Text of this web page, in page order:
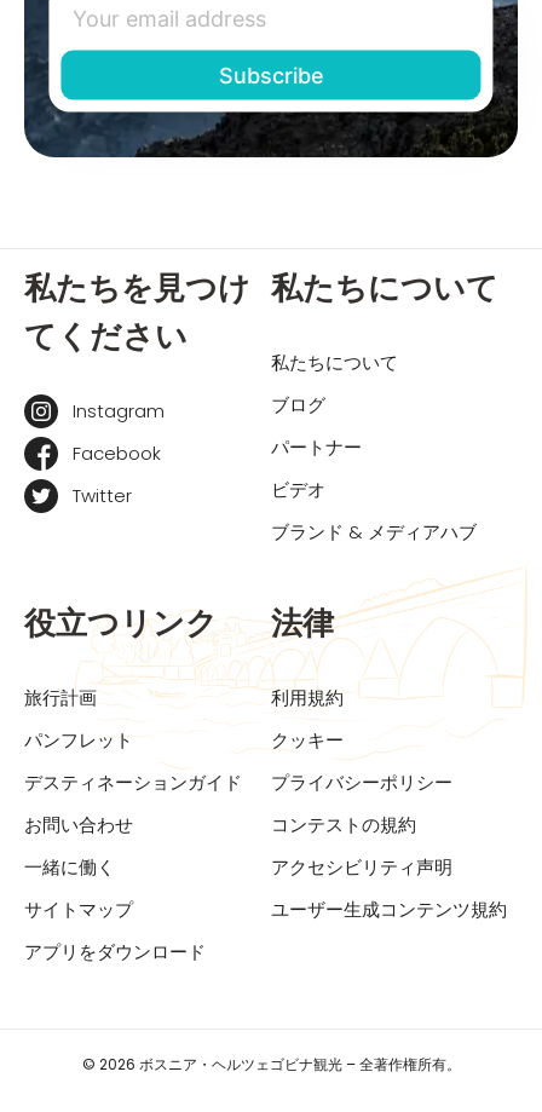
私たちを見つけ
てください
Instagram
Facebook
Twitter
私たちについて
私たちについて
ブログ
パートナー
ビデオ
ブランド & メディアハブ
役立つリンク
旅行計画
パンフレット
デスティネーションガイド
お問い合わせ
一緒に働く
サイトマップ
アプリをダウンロード
法律
利用規約
クッキー
プライバシーポリシー
コンテストの規約
アクセシビリティ声明
ユーザー生成コンテンツ規約
© 2026 ボスニア・ヘルツェゴビナ観光 – 全著作権所有。